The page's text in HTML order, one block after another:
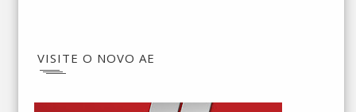
VISITE O NOVO AE